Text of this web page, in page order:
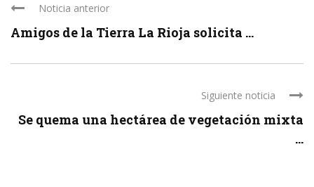
Noticia anterior
Amigos de la Tierra La Rioja solicita ...
Siguiente noticia
Se quema una hectárea de vegetación mixta
...